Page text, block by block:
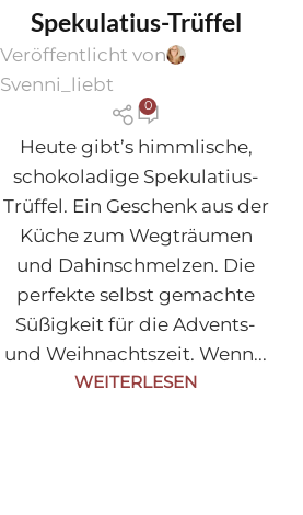
REZEPTE,WEIHNACHTEN,
WEIHNACHTEN
Spekulatius-Trüffel
Veröffentlicht von
Svenni_liebt
0
Heute gibt’s himmlische,
schokoladige Spekulatius-
Trüffel. Ein Geschenk aus der
Küche zum Wegträumen
und Dahinschmelzen. Die
perfekte selbst gemachte
Süßigkeit für die Advents-
und Weihnachtszeit. Wenn...
WEITERLESEN